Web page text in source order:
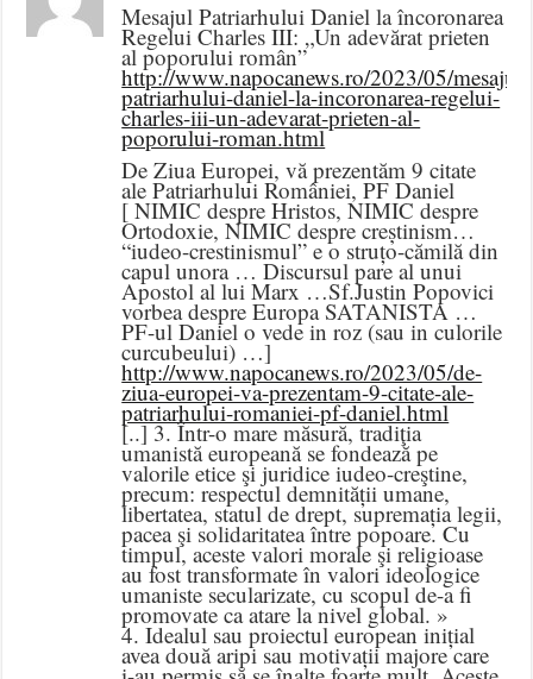
Mesajul Patriarhului Daniel la încoronarea
Regelui Charles III: „Un adevărat prieten
al poporului român”
http://www.napocanews.ro/2023/05/mesajul-
patriarhului-daniel-la-incoronarea-regelui-
charles-iii-un-adevarat-prieten-al-
poporului-roman.html
De Ziua Europei, vă prezentăm 9 citate
ale Patriarhului României, PF Daniel
[ NIMIC despre Hristos, NIMIC despre
Ortodoxie, NIMIC despre creștinism…
“iudeo-crestinismul” e o struțo-cămilă din
capul unora … Discursul pare al unui
Apostol al lui Marx …Sf.Justin Popovici
vorbea despre Europa SATANISTA …
PF-ul Daniel o vede in roz (sau in culorile
curcubeului) …]
http://www.napocanews.ro/2023/05/de-
ziua-europei-va-prezentam-9-citate-ale-
patriarhului-romaniei-pf-daniel.html
[..] 3. Într-o mare măsură, tradiţia
umanistă europeană se fondează pe
valorile etice şi juridice iudeo-creştine,
precum: respectul demnității umane,
libertatea, statul de drept, supremația legii,
pacea şi solidaritatea între popoare. Cu
timpul, aceste valori morale şi religioase
au fost transformate în valori ideologice
umaniste secularizate, cu scopul de-a fi
promovate ca atare la nivel global. »
4. Idealul sau proiectul european inițial
avea două aripi sau motivații majore care